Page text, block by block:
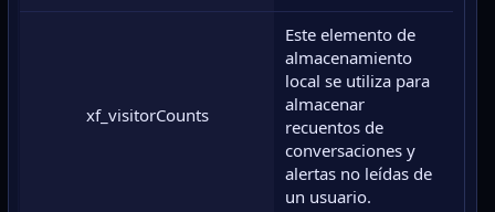
xf_visitorCounts
Este elemento de
almacenamiento
local se utiliza para
almacenar
recuentos de
conversaciones y
alertas no leídas de
un usuario.